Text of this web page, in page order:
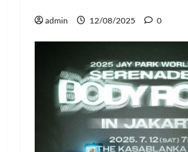
admin 12/08/2025 0